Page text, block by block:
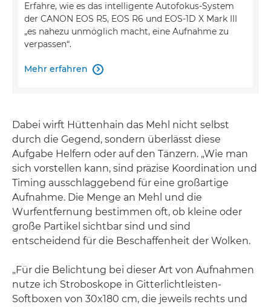
Erfahre, wie es das intelligente Autofokus-System
der CANON EOS R5, EOS R6 und EOS-1D X Mark III
„es nahezu unmöglich macht, eine Aufnahme zu
verpassen“.
Mehr erfahren 
Dabei wirft Hüttenhain das Mehl nicht selbst
durch die Gegend, sondern überlässt diese
Aufgabe Helfern oder auf den Tänzern. „Wie man
sich vorstellen kann, sind präzise Koordination und
Timing ausschlaggebend für eine großartige
Aufnahme. Die Menge an Mehl und die
Wurfentfernung bestimmen oft, ob kleine oder
große Partikel sichtbar sind und sind
entscheidend für die Beschaffenheit der Wolken.
„Für die Belichtung bei dieser Art von Aufnahmen
nutze ich Stroboskope in Gitterlichtleisten-
Softboxen von 30x180 cm, die jeweils rechts und